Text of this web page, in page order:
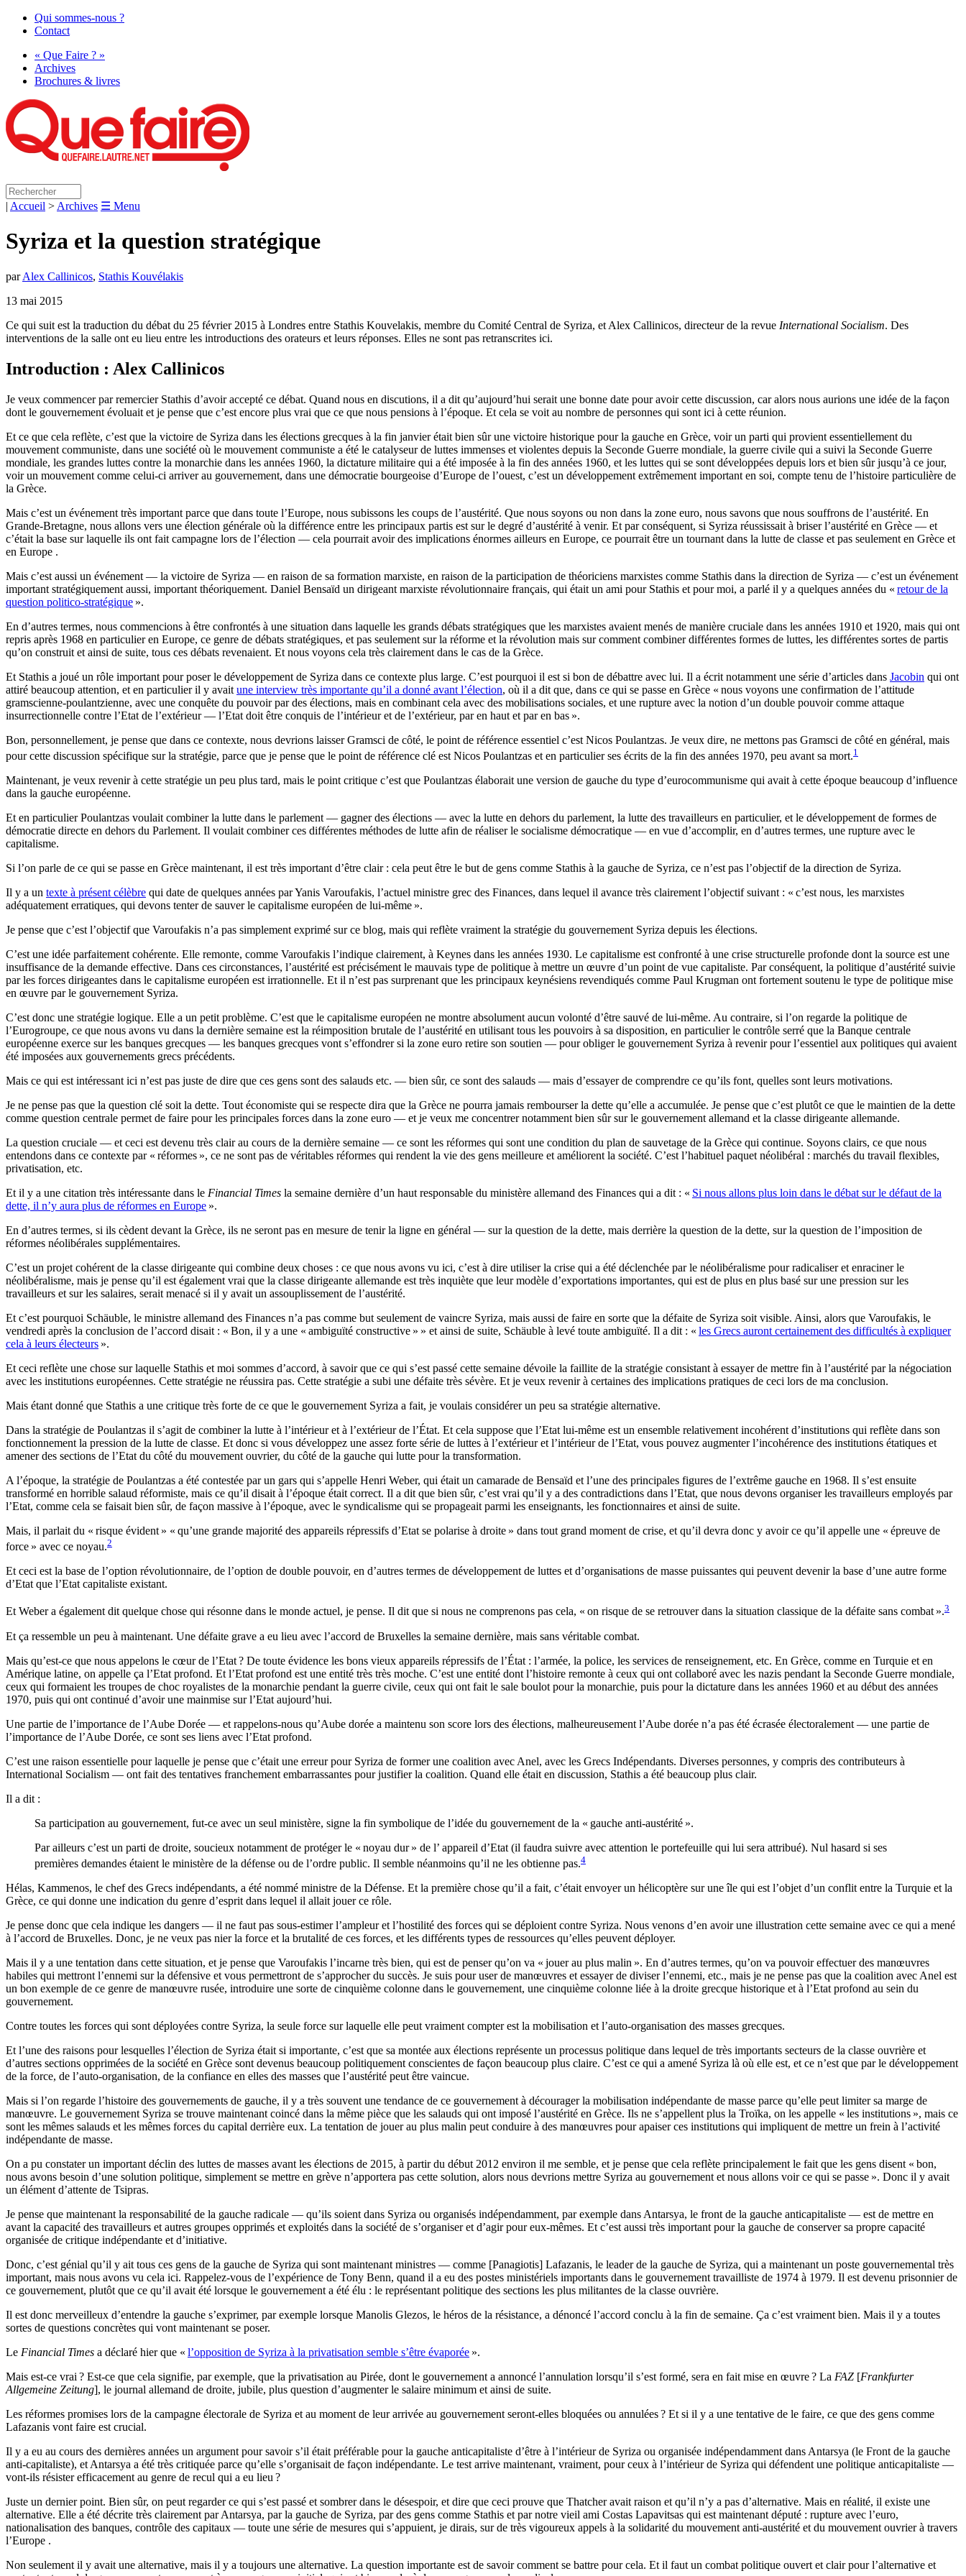
Qui sommes-nous ?
Contact
« Que Faire ? »
Archives
Brochures & livres
| Accueil > Archives ☰ Menu
Syriza et la question stratégique
parAlex Callinicos, Stathis Kouvélakis
13 mai 2015
Ce qui suit est la traduction du débat du 25 février 2015 à Londres entre Stathis Kouvelakis, membre du Comité Central de Syriza, et Alex Callinicos, directeur de la revue International Socialism. Des
interventions de la salle ont eu lieu entre les introductions des orateurs et leurs réponses. Elles ne sont pas retranscrites ici.
Introduction : Alex Callinicos
Je veux commencer par remercier Stathis d’avoir accepté ce débat. Quand nous en discutions, il a dit qu’aujourd’hui serait une bonne date pour avoir cette discussion, car alors nous aurions une idée de la façon
dont le gouvernement évoluait et je pense que c’est encore plus vrai que ce que nous pensions à l’époque. Et cela se voit au nombre de personnes qui sont ici à cette réunion.
Et ce que cela reflète, c’est que la victoire de Syriza dans les élections grecques à la fin janvier était bien sûr une victoire historique pour la gauche en Grèce, voir un parti qui provient essentiellement du
mouvement communiste, dans une société où le mouvement communiste a été le catalyseur de luttes immenses et violentes depuis la Seconde Guerre mondiale, la guerre civile qui a suivi la Seconde Guerre
mondiale, les grandes luttes contre la monarchie dans les années 1960, la dictature militaire qui a été imposée à la fin des années 1960, et les luttes qui se sont développées depuis lors et bien sûr jusqu’à ce jour,
voir un mouvement comme celui-ci arriver au gouvernement, dans une démocratie bourgeoise d’Europe de l’ouest, c’est un développement extrêmement important en soi, compte tenu de l’histoire particulière de
la Grèce.
Mais c’est un événement très important parce que dans toute l’Europe, nous subissons les coups de l’austérité. Que nous soyons ou non dans la zone euro, nous savons que nous souffrons de l’austérité. En
Grande-Bretagne, nous allons vers une élection générale où la différence entre les principaux partis est sur le degré d’austérité à venir. Et par conséquent, si Syriza réussissait à briser l’austérité en Grèce — et
c’était la base sur laquelle ils ont fait campagne lors de l’élection — cela pourrait avoir des implications énormes ailleurs en Europe, ce pourrait être un tournant dans la lutte de classe et pas seulement en Grèce et
en Europe .
Mais c’est aussi un événement — la victoire de Syriza — en raison de sa formation marxiste, en raison de la participation de théoriciens marxistes comme Stathis dans la direction de Syriza — c’est un événement
important stratégiquement aussi, important théoriquement. Daniel Bensaïd un dirigeant marxiste révolutionnaire français, qui était un ami pour Stathis et pour moi, a parlé il y a quelques années du « retour de la
question politico-stratégique ».
En d’autres termes, nous commencions à être confrontés à une situation dans laquelle les grands débats stratégiques que les marxistes avaient menés de manière cruciale dans les années 1910 et 1920, mais qui ont
repris après 1968 en particulier en Europe, ce genre de débats stratégiques, et pas seulement sur la réforme et la révolution mais sur comment combiner différentes formes de luttes, les différentes sortes de partis
qu’on construit et ainsi de suite, tous ces débats revenaient. Et nous voyons cela très clairement dans le cas de la Grèce.
Et Stathis a joué un rôle important pour poser le développement de Syriza dans ce contexte plus large. C’est pourquoi il est si bon de débattre avec lui. Il a écrit notamment une série d’articles dans Jacobin qui ont
attiré beaucoup attention, et en particulier il y avait une interview très importante qu’il a donné avant l’élection, où il a dit que, dans ce qui se passe en Grèce « nous voyons une confirmation de l’attitude
gramscienne-poulantzienne, avec une conquête du pouvoir par des élections, mais en combinant cela avec des mobilisations sociales, et une rupture avec la notion d’un double pouvoir comme attaque
insurrectionnelle contre l’Etat de l’extérieur — l’Etat doit être conquis de l’intérieur et de l’extérieur, par en haut et par en bas ».
Bon, personnellement, je pense que dans ce contexte, nous devrions laisser Gramsci de côté, le point de référence essentiel c’est Nicos Poulantzas. Je veux dire, ne mettons pas Gramsci de côté en général, mais
pour cette discussion spécifique sur la stratégie, parce que je pense que le point de référence clé est Nicos Poulantzas et en particulier ses écrits de la fin des années 1970, peu avant sa mort.1
Maintenant, je veux revenir à cette stratégie un peu plus tard, mais le point critique c’est que Poulantzas élaborait une version de gauche du type d’eurocommunisme qui avait à cette époque beaucoup d’influence
dans la gauche européenne.
Et en particulier Poulantzas voulait combiner la lutte dans le parlement — gagner des élections — avec la lutte en dehors du parlement, la lutte des travailleurs en particulier, et le développement de formes de
démocratie directe en dehors du Parlement. Il voulait combiner ces différentes méthodes de lutte afin de réaliser le socialisme démocratique — en vue d’accomplir, en d’autres termes, une rupture avec le
capitalisme.
Si l’on parle de ce qui se passe en Grèce maintenant, il est très important d’être clair : cela peut être le but de gens comme Stathis à la gauche de Syriza, ce n’est pas l’objectif de la direction de Syriza.
Il y a un texte à présent célèbre qui date de quelques années par Yanis Varoufakis, l’actuel ministre grec des Finances, dans lequel il avance très clairement l’objectif suivant : « c’est nous, les marxistes
adéquatement erratiques, qui devons tenter de sauver le capitalisme européen de lui-même ».
Je pense que c’est l’objectif que Varoufakis n’a pas simplement exprimé sur ce blog, mais qui reflète vraiment la stratégie du gouvernement Syriza depuis les élections.
C’est une idée parfaitement cohérente. Elle remonte, comme Varoufakis l’indique clairement, à Keynes dans les années 1930. Le capitalisme est confronté à une crise structurelle profonde dont la source est une
insuffisance de la demande effective. Dans ces circonstances, l’austérité est précisément le mauvais type de politique à mettre un œuvre d’un point de vue capitaliste. Par conséquent, la politique d’austérité suivie
par les forces dirigeantes dans le capitalisme européen est irrationnelle. Et il n’est pas surprenant que les principaux keynésiens revendiqués comme Paul Krugman ont fortement soutenu le type de politique mise
en œuvre par le gouvernement Syriza.
C’est donc une stratégie logique. Elle a un petit problème. C’est que le capitalisme européen ne montre absolument aucun volonté d’être sauvé de lui-même. Au contraire, si l’on regarde la politique de
l’Eurogroupe, ce que nous avons vu dans la dernière semaine est la réimposition brutale de l’austérité en utilisant tous les pouvoirs à sa disposition, en particulier le contrôle serré que la Banque centrale
européenne exerce sur les banques grecques — les banques grecques vont s’effondrer si la zone euro retire son soutien — pour obliger le gouvernement Syriza à revenir pour l’essentiel aux politiques qui avaient
été imposées aux gouvernements grecs précédents.
Mais ce qui est intéressant ici n’est pas juste de dire que ces gens sont des salauds etc. — bien sûr, ce sont des salauds — mais d’essayer de comprendre ce qu’ils font, quelles sont leurs motivations.
Je ne pense pas que la question clé soit la dette. Tout économiste qui se respecte dira que la Grèce ne pourra jamais rembourser la dette qu’elle a accumulée. Je pense que c’est plutôt ce que le maintien de la dette
comme question centrale permet de faire pour les principales forces dans la zone euro — et je veux me concentrer notamment bien sûr sur le gouvernement allemand et la classe dirigeante allemande.
La question cruciale — et ceci est devenu très clair au cours de la dernière semaine — ce sont les réformes qui sont une condition du plan de sauvetage de la Grèce qui continue. Soyons clairs, ce que nous
entendons dans ce contexte par « réformes », ce ne sont pas de véritables réformes qui rendent la vie des gens meilleure et améliorent la société. C’est l’habituel paquet néolibéral : marchés du travail flexibles,
privatisation, etc.
Et il y a une citation très intéressante dans le Financial Times la semaine dernière d’un haut responsable du ministère allemand des Finances qui a dit : « Si nous allons plus loin dans le débat sur le défaut de la
dette, il n’y aura plus de réformes en Europe ».
En d’autres termes, si ils cèdent devant la Grèce, ils ne seront pas en mesure de tenir la ligne en général — sur la question de la dette, mais derrière la question de la dette, sur la question de l’imposition de
réformes néolibérales supplémentaires.
C’est un projet cohérent de la classe dirigeante qui combine deux choses : ce que nous avons vu ici, c’est à dire utiliser la crise qui a été déclenchée par le néolibéralisme pour radicaliser et enraciner le
néolibéralisme, mais je pense qu’il est également vrai que la classe dirigeante allemande est très inquiète que leur modèle d’exportations importantes, qui est de plus en plus basé sur une pression sur les
travailleurs et sur les salaires, serait menacé si il y avait un assouplissement de l’austérité.
Et c’est pourquoi Schäuble, le ministre allemand des Finances n’a pas comme but seulement de vaincre Syriza, mais aussi de faire en sorte que la défaite de Syriza soit visible. Ainsi, alors que Varoufakis, le
vendredi après la conclusion de l’accord disait : « Bon, il y a une « ambiguïté constructive » » et ainsi de suite, Schäuble à levé toute ambiguïté. Il a dit : « les Grecs auront certainement des difficultés à expliquer
cela à leurs électeurs ».
Et ceci reflète une chose sur laquelle Stathis et moi sommes d’accord, à savoir que ce qui s’est passé cette semaine dévoile la faillite de la stratégie consistant à essayer de mettre fin à l’austérité par la négociation
avec les institutions européennes. Cette stratégie ne réussira pas. Cette stratégie a subi une défaite très sévère. Et je veux revenir à certaines des implications pratiques de ceci lors de ma conclusion.
Mais étant donné que Stathis a une critique très forte de ce que le gouvernement Syriza a fait, je voulais considérer un peu sa stratégie alternative.
Dans la stratégie de Poulantzas il s’agit de combiner la lutte à l’intérieur et à l’extérieur de l’État. Et cela suppose que l’Etat lui-même est un ensemble relativement incohérent d’institutions qui reflète dans son
fonctionnement la pression de la lutte de classe. Et donc si vous développez une assez forte série de luttes à l’extérieur et l’intérieur de l’Etat, vous pouvez augmenter l’incohérence des institutions étatiques et
amener des sections de l’Etat du côté du mouvement ouvrier, du côté de la gauche qui lutte pour la transformation.
A l’époque, la stratégie de Poulantzas a été contestée par un gars qui s’appelle Henri Weber, qui était un camarade de Bensaïd et l’une des principales figures de l’extrême gauche en 1968. Il s’est ensuite
transformé en horrible salaud réformiste, mais ce qu’il disait à l’époque était correct. Il a dit que bien sûr, c’est vrai qu’il y a des contradictions dans l’Etat, que nous devons organiser les travailleurs employés par
l’Etat, comme cela se faisait bien sûr, de façon massive à l’époque, avec le syndicalisme qui se propageait parmi les enseignants, les fonctionnaires et ainsi de suite.
Mais, il parlait du « risque évident » « qu’une grande majorité des appareils répressifs d’Etat se polarise à droite » dans tout grand moment de crise, et qu’il devra donc y avoir ce qu’il appelle une « épreuve de
force » avec ce noyau.2
Et ceci est la base de l’option révolutionnaire, de l’option de double pouvoir, en d’autres termes de développement de luttes et d’organisations de masse puissantes qui peuvent devenir la base d’une autre forme
d’Etat que l’Etat capitaliste existant.
Et Weber a également dit quelque chose qui résonne dans le monde actuel, je pense. Il dit que si nous ne comprenons pas cela, « on risque de se retrouver dans la situation classique de la défaite sans combat ».3
Et ça ressemble un peu à maintenant. Une défaite grave a eu lieu avec l’accord de Bruxelles la semaine dernière, mais sans véritable combat.
Mais qu’est-ce que nous appelons le cœur de l’Etat? De toute évidence les bons vieux appareils répressifs de l’État : l’armée, la police, les services de renseignement, etc. En Grèce, comme en Turquie et en
Amérique latine, on appelle ça l’Etat profond. Et l’Etat profond est une entité très très moche. C’est une entité dont l’histoire remonte à ceux qui ont collaboré avec les nazis pendant la Seconde Guerre mondiale,
ceux qui formaient les troupes de choc royalistes de la monarchie pendant la guerre civile, ceux qui ont fait le sale boulot pour la monarchie, puis pour la dictature dans les années 1960 et au début des années
1970, puis qui ont continué d’avoir une mainmise sur l’Etat aujourd’hui.
Une partie de l’importance de l’Aube Dorée — et rappelons-nous qu’Aube dorée a maintenu son score lors des élections, malheureusement l’Aube dorée n’a pas été écrasée électoralement — une partie de
l’importance de l’Aube Dorée, ce sont ses liens avec l’Etat profond.
C’est une raison essentielle pour laquelle je pense que c’était une erreur pour Syriza de former une coalition avec Anel, avec les Grecs Indépendants. Diverses personnes, y compris des contributeurs à
International Socialism — ont fait des tentatives franchement embarrassantes pour justifier la coalition. Quand elle était en discussion, Stathis a été beaucoup plus clair.
Il a dit :
Sa participation au gouvernement, fut-ce avec un seul ministère, signe la fin symbolique de l’idée du gouvernement de la « gauche anti-austérité ».
Par ailleurs c’est un parti de droite, soucieux notamment de protéger le « noyau dur » de l’ appareil d’Etat (il faudra suivre avec attention le portefeuille qui lui sera attribué). Nul hasard si ses
premières demandes étaient le ministère de la défense ou de l’ordre public. Il semble néanmoins qu’il ne les obtienne pas.4
Hélas, Kammenos, le chef des Grecs indépendants, a été nommé ministre de la Défense. Et la première chose qu’il a fait, c’était envoyer un hélicoptère sur une île qui est l’objet d’un conflit entre la Turquie et la
Grèce, ce qui donne une indication du genre d’esprit dans lequel il allait jouer ce rôle.
Je pense donc que cela indique les dangers — il ne faut pas sous-estimer l’ampleur et l’hostilité des forces qui se déploient contre Syriza. Nous venons d’en avoir une illustration cette semaine avec ce qui a mené
à l’accord de Bruxelles. Donc, je ne veux pas nier la force et la brutalité de ces forces, et les différents types de ressources qu’elles peuvent déployer.
Mais il y a une tentation dans cette situation, et je pense que Varoufakis l’incarne très bien, qui est de penser qu’on va « jouer au plus malin ». En d’autres termes, qu’on va pouvoir effectuer des manœuvres
habiles qui mettront l’ennemi sur la défensive et vous permettront de s’approcher du succès. Je suis pour user de manœuvres et essayer de diviser l’ennemi, etc., mais je ne pense pas que la coalition avec Anel est
un bon exemple de ce genre de manœuvre rusée, introduire une sorte de cinquième colonne dans le gouvernement, une cinquième colonne liée à la droite grecque historique et à l’Etat profond au sein du
gouvernement.
Contre toutes les forces qui sont déployées contre Syriza, la seule force sur laquelle elle peut vraiment compter est la mobilisation et l’auto-organisation des masses grecques.
Et l’une des raisons pour lesquelles l’élection de Syriza était si importante, c’est que sa montée aux élections représente un processus politique dans lequel de très importants secteurs de la classe ouvrière et
d’autres sections opprimées de la société en Grèce sont devenus beaucoup politiquement conscientes de façon beaucoup plus claire. C’est ce qui a amené Syriza là où elle est, et ce n’est que par le développement
de la force, de l’auto-organisation, de la confiance en elles des masses que l’austérité peut être vaincue.
Mais si l’on regarde l’histoire des gouvernements de gauche, il y a très souvent une tendance de ce gouvernement à décourager la mobilisation indépendante de masse parce qu’elle peut limiter sa marge de
manœuvre. Le gouvernement Syriza se trouve maintenant coincé dans la même pièce que les salauds qui ont imposé l’austérité en Grèce. Ils ne s’appellent plus la Troïka, on les appelle « les institutions », mais ce
sont les mêmes salauds et les mêmes forces du capital derrière eux. La tentation de jouer au plus malin peut conduire à des manœuvres pour apaiser ces institutions qui impliquent de mettre un frein à l’activité
indépendante de masse.
On a pu constater un important déclin des luttes de masses avant les élections de 2015, à partir du début 2012 environ il me semble, et je pense que cela reflète principalement le fait que les gens disent « bon,
nous avons besoin d’une solution politique, simplement se mettre en grève n’apportera pas cette solution, alors nous devrions mettre Syriza au gouvernement et nous allons voir ce qui se passe ». Donc il y avait
un élément d’attente de Tsipras.
Je pense que maintenant la responsabilité de la gauche radicale — qu’ils soient dans Syriza ou organisés indépendamment, par exemple dans Antarsya, le front de la gauche anticapitaliste — est de mettre en
avant la capacité des travailleurs et autres groupes opprimés et exploités dans la société de s’organiser et d’agir pour eux-mêmes. Et c’est aussi très important pour la gauche de conserver sa propre capacité
organisée de critique indépendante et d’initiative.
Donc, c’est génial qu’il y ait tous ces gens de la gauche de Syriza qui sont maintenant ministres — comme [Panagiotis] Lafazanis, le leader de la gauche de Syriza, qui a maintenant un poste gouvernemental très
important, mais nous avons vu cela ici. Rappelez-vous de l’expérience de Tony Benn, quand il a eu des postes ministériels importants dans le gouvernement travailliste de 1974 à 1979. Il est devenu prisonnier de
ce gouvernement, plutôt que ce qu’il avait été lorsque le gouvernement a été élu : le représentant politique des sections les plus militantes de la classe ouvrière.
Il est donc merveilleux d’entendre la gauche s’exprimer, par exemple lorsque Manolis Glezos, le héros de la résistance, a dénoncé l’accord conclu à la fin de semaine. Ça c’est vraiment bien. Mais il y a toutes
sortes de questions concrètes qui vont maintenant se poser.
Le Financial Times a déclaré hier que « l’opposition de Syriza à la privatisation semble s’être évaporée ».
Mais est-ce vrai ? Est-ce que cela signifie, par exemple, que la privatisation au Pirée, dont le gouvernement a annoncé l’annulation lorsqu’il s’est formé, sera en fait mise en œuvre? La FAZ [Frankfurter
Allgemeine Zeitung], le journal allemand de droite, jubile, plus question d’augmenter le salaire minimum et ainsi de suite.
Les réformes promises lors de la campagne électorale de Syriza et au moment de leur arrivée au gouvernement seront-elles bloquées ou annulées? Et si il y a une tentative de le faire, ce que des gens comme
Lafazanis vont faire est crucial.
Il y a eu au cours des dernières années un argument pour savoir s’il était préférable pour la gauche anticapitaliste d’être à l’intérieur de Syriza ou organisée indépendamment dans Antarsya (le Front de la gauche
anti-capitaliste), et Antarsya a été très critiquée parce qu’elle s’organisait de façon indépendante. Le test arrive maintenant, vraiment, pour ceux à l’intérieur de Syriza qui défendent une politique anticapitaliste —
vont-ils résister efficacement au genre de recul qui a eu lieu ?
Juste un dernier point. Bien sûr, on peut regarder ce qui s’est passé et sombrer dans le désespoir, et dire que ceci prouve que Thatcher avait raison et qu’il n’y a pas d’alternative. Mais en réalité, il existe une
alternative. Elle a été décrite très clairement par Antarsya, par la gauche de Syriza, par des gens comme Stathis et par notre vieil ami Costas Lapavitsas qui est maintenant député : rupture avec l’euro,
nationalisation des banques, contrôle des capitaux — toute une série de mesures qui s’appuient, je dirais, sur de très vigoureux appels à la solidarité du mouvement anti-austérité et du mouvement ouvrier à travers
l’Europe .
Non seulement il y avait une alternative, mais il y a toujours une alternative. La question importante est de savoir comment se battre pour cela. Et il faut un combat politique ouvert et clair pour l’alternative et